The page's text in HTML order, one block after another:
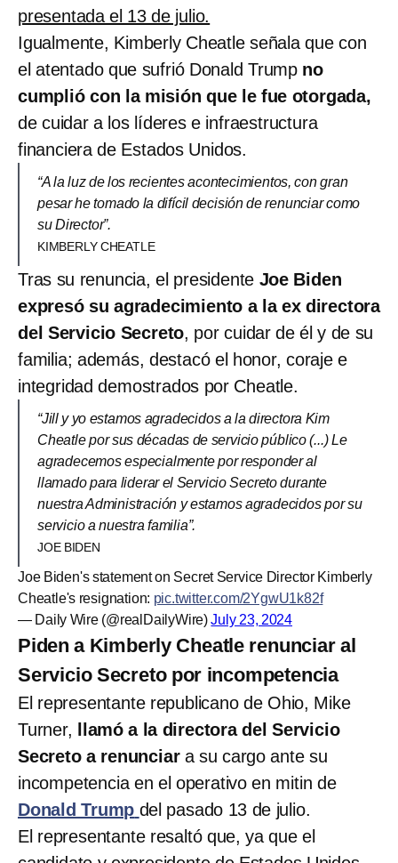
presentada el 13 de julio.
Igualmente, Kimberly Cheatle señala que con
el atentado que sufrió Donald Trump no
cumplió con la misión que le fue otorgada,
de cuidar a los líderes e infraestructura
financiera de Estados Unidos.
“A la luz de los recientes acontecimientos, con gran
pesar he tomado la difícil decisión de renunciar como
su Director”.
KIMBERLY CHEATLE
Tras su renuncia, el presidente Joe Biden
expresó su agradecimiento a la ex directora
del Servicio Secreto, por cuidar de él y de su
familia; además, destacó el honor, coraje e
integridad demostrados por Cheatle.
“Jill y yo estamos agradecidos a la directora Kim
Cheatle por sus décadas de servicio público (...) Le
agradecemos especialmente por responder al
llamado para liderar el Servicio Secreto durante
nuestra Administración y estamos agradecidos por su
servicio a nuestra familia”.
JOE BIDEN
Joe Biden's statement on Secret Service Director Kimberly
Cheatle's resignation: pic.twitter.com/2YgwU1k82f
— Daily Wire (@realDailyWire)July 23, 2024
Piden a Kimberly Cheatle renunciar al
Servicio Secreto por incompetencia
El representante republicano de Ohio, Mike
Turner,
llamó a la directora del Servicio
Secreto a renunciara su cargo ante su
incompetencia en el operativo en mitin de
Donald Trump del pasado 13 de julio.
El representante resaltó que, ya que el